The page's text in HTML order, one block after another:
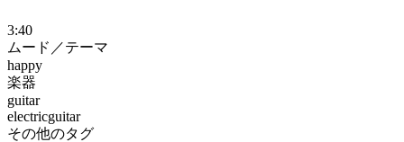
3:40
ムード／テーマ
happy
楽器
guitar
electricguitar
その他のタグ